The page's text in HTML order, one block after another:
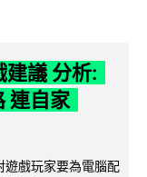
議 分析:
連自家
戲玩家要為電腦配